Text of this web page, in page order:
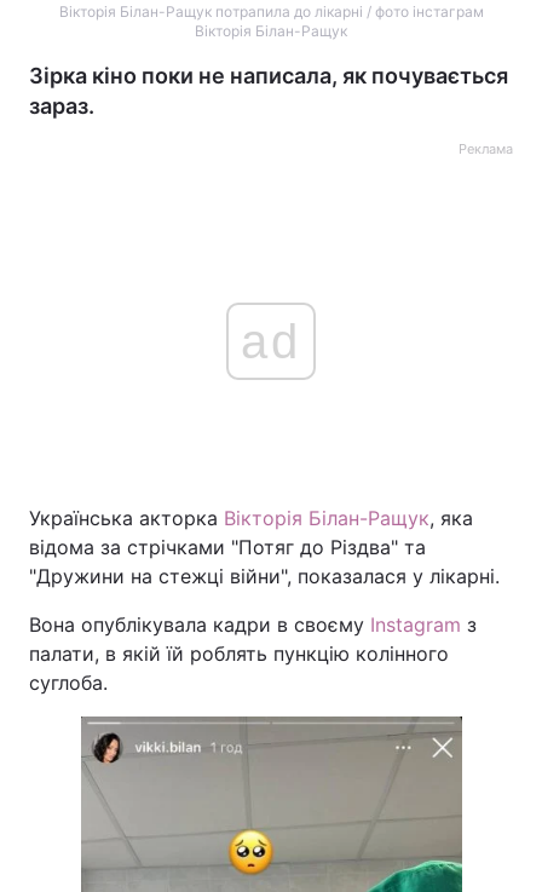
Вікторія Білан-Ращук потрапила до лікарні / фото інстаграм
Вікторія Білан-Ращук
Зірка кіно поки не написала, як почувається
зараз.
Реклама
ad
Українська акторка Вікторія Білан-Ращук, яка
відома за стрічками "Потяг до Різдва" та
"Дружини на стежці війни", показалася у лікарні.
Вона опублікувала кадри в своєму Instagram з
палати, в якій їй роблять пункцію колінного
суглоба.